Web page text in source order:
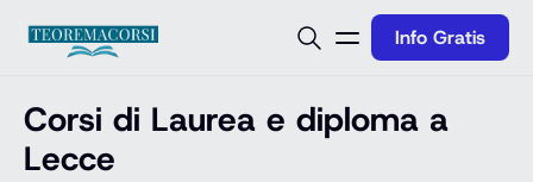
Info Gratis
Corsi di Laurea e diploma a
Lecce